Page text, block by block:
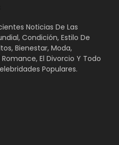
Noticias De Las
Condición, Estilo De
Bienestar, Moda,
El Divorcio Y Todo
Populares.